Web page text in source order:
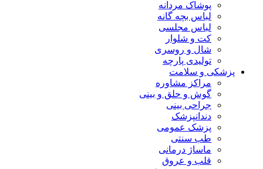
پوشاک مردانه
لباس بچه گانه
لباس مجلسی
کت و شلوار
شال و روسری
تولیدی پارچه
پزشکی و سلامت
مراکز مشاوره
گوش و حلق و بینی
جراحی بینی
دندانپزشک
پزشک عمومی
طب سنتی
ماساژ درمانی
قلب و عروق